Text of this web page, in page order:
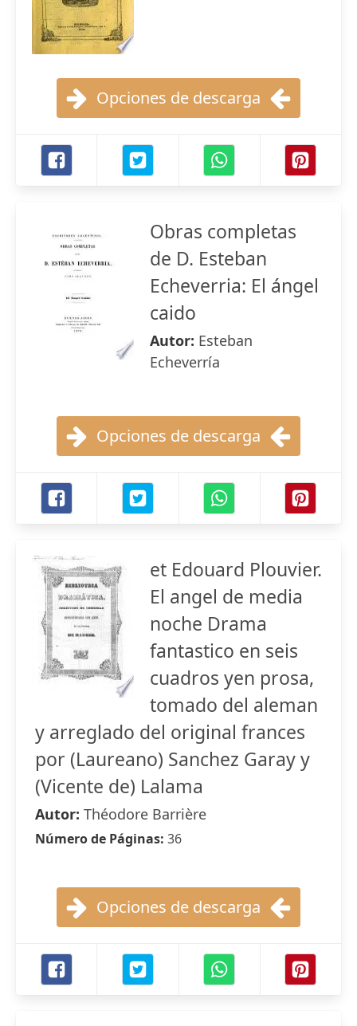
Opciones de descarga
Obras completas
de D. Esteban
Echeverria: El ángel
caido
Autor: Esteban
Echeverría
Opciones de descarga
et Edouard Plouvier.
El angel de media
noche Drama
fantastico en seis
cuadros yen prosa,
tomado del aleman
y arreglado del original frances
por (Laureano) Sanchez Garay y
(Vicente de) Lalama
Autor: Théodore Barrière
Número de Páginas: 36
Opciones de descarga